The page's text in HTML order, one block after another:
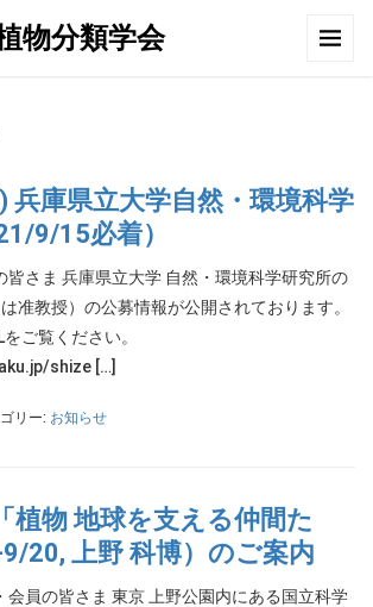
物分類学会
兵庫県立大学自然・環境科学
9/15必着）
皆さま 兵庫県立大学 自然・環境科学研究所の
准教授）の公募情報が公開されております。
ご覧ください。
shize […]
リー: お知らせ
植物 地球を支える仲間た
20, 上野 科博）のご案内
会員の皆さま 東京 上野公園内にある国立科学